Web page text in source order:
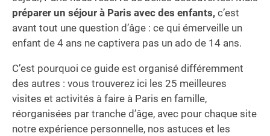
préparer un séjour à Paris avec des enfants, c’est
avant tout une question d’âge : ce qui émerveille un
enfant de 4 ans ne captivera pas un ado de 14 ans.
C’est pourquoi ce guide est organisé différemment
des autres : vous trouverez ici les 25 meilleures
visites et activités à faire à Paris en famille,
réorganisées par tranche d’âge, avec pour chaque site
notre expérience personnelle, nos astuces et les